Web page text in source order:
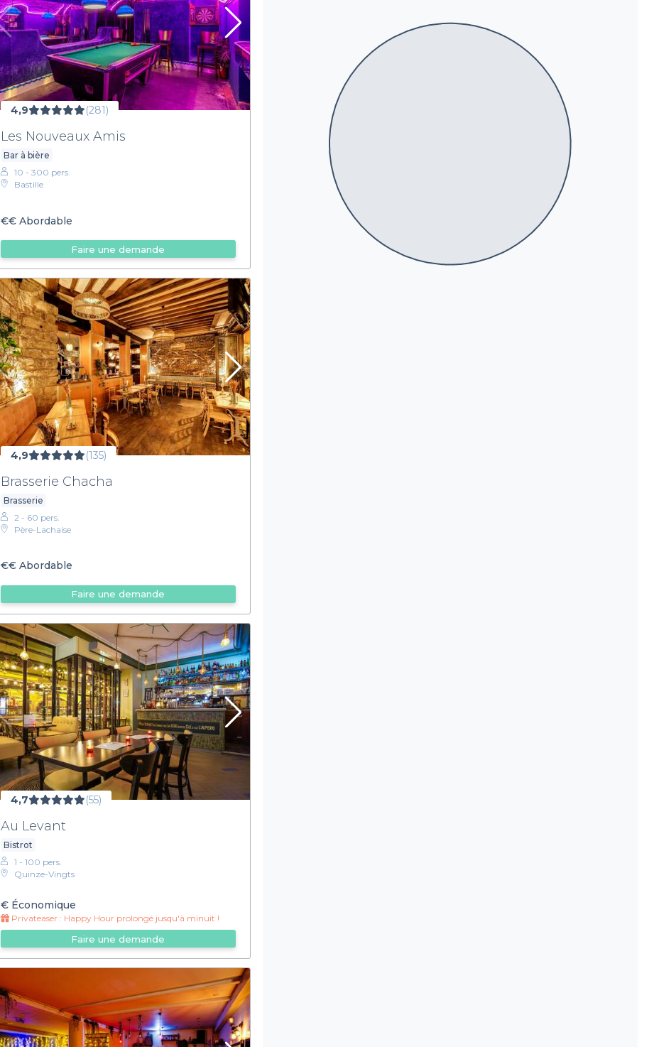
4,9 (281)
Les Nouveaux Amis
Bar à bière
10 - 300 pers.
Bastille
€€Abordable
Faire une demande
4,9 (135)
Brasserie Chacha
Brasserie
2 - 60 pers.
Père-Lachaise
€€Abordable
Faire une demande
4,7 (55)
Au Levant
Bistrot
1 - 100 pers.
Quinze-Vingts
€Économique
Privateaser : Happy Hour prolongé jusqu'à minuit !
Faire une demande